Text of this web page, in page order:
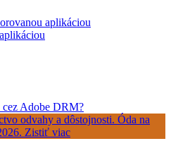
aplikáciou
Adobe DRM?